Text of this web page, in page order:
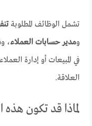
تشمل الوظائف المطلوبة
ومدير حسابات العملاء،
في المبيعات أو إدارة
العلاقة.
لماذا قد تكون